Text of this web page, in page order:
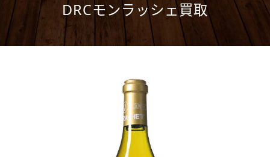
DRCモンラッシェ買取